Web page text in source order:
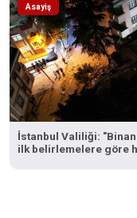
Asayiş
İstanbul Valiliği:
ilk belirlemelere göre